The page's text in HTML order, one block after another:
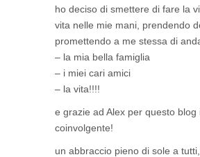
ho deciso di smettere di fare la
vita nelle mie mani, prendendo
promettendo a me stessa di
– la mia bella famiglia
– i miei cari amici
– la vita!!!!
e grazie ad Alex per questo blog
coinvolgente!
un abbraccio pieno di sole a tutti,